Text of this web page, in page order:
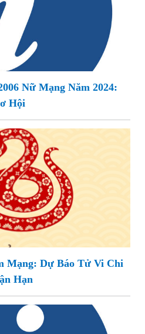
Nữ Mạng Năm 2024:
Hội
Mạng: Dự Báo Tử Vi Chi
Hạn